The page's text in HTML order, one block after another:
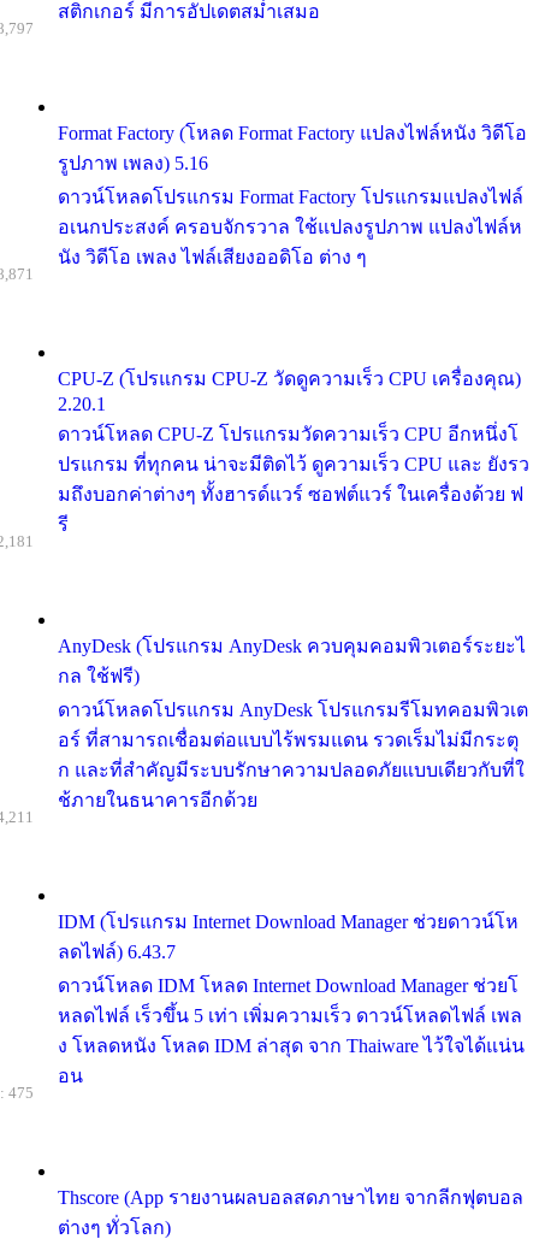
สติกเกอร์ มีการอัปเดตสม่ำเสมอ
Format Factory (โหลด Format Factory แปลงไฟล์หนัง วิดีโอ
รูปภาพ เพลง) 5.16
ดาวน์โหลดโปรแกรม Format Factory โปรแกรมแปลงไฟล์
อเนกประสงค์ ครอบจักรวาล ใช้แปลงรูปภาพ แปลงไฟล์ห
นัง วิดีโอ เพลง ไฟล์เสียงออดิโอ ต่าง ๆ
CPU-Z (โปรแกรม CPU-Z วัดดูความเร็ว CPU เครื่องคุณ)
2.20.1
ดาวน์โหลด CPU-Z โปรแกรมวัดความเร็ว CPU อีกหนึ่งโ
ปรแกรม ที่ทุกคน น่าจะมีติดไว้ ดูความเร็ว CPU และ ยังรว
มถึงบอกค่าต่างๆ ทั้งฮารด์แวร์ ซอฟต์แวร์ ในเครื่องด้วย ฟ
รี
AnyDesk (โปรแกรม AnyDesk ควบคุมคอมพิวเตอร์ระยะไ
กล ใช้ฟรี)
ดาวน์โหลดโปรแกรม AnyDesk โปรแกรมรีโมทคอมพิวเต
อร์ ที่สามารถเชื่อมต่อแบบไร้พรมแดน รวดเร็มไม่มีกระตุ
ก และที่สำคัญมีระบบรักษาความปลอดภัยแบบเดียวกับที่ใ
ช้ภายในธนาคารอีกด้วย
IDM (โปรแกรม Internet Download Manager ช่วยดาวน์โห
ลดไฟล์) 6.43.7
ดาวน์โหลด IDM โหลด Internet Download Manager ช่วยโ
หลดไฟล์ เร็วขึ้น 5 เท่า เพิ่มความเร็ว ดาวน์โหลดไฟล์ เพล
ง โหลดหนัง โหลด IDM ล่าสุด จาก Thaiware ไว้ใจได้แน่น
อน
Thscore (App รายงานผลบอลสดภาษาไทย จากลีกฟุตบอล
ต่างๆ ทั่วโลก)
475